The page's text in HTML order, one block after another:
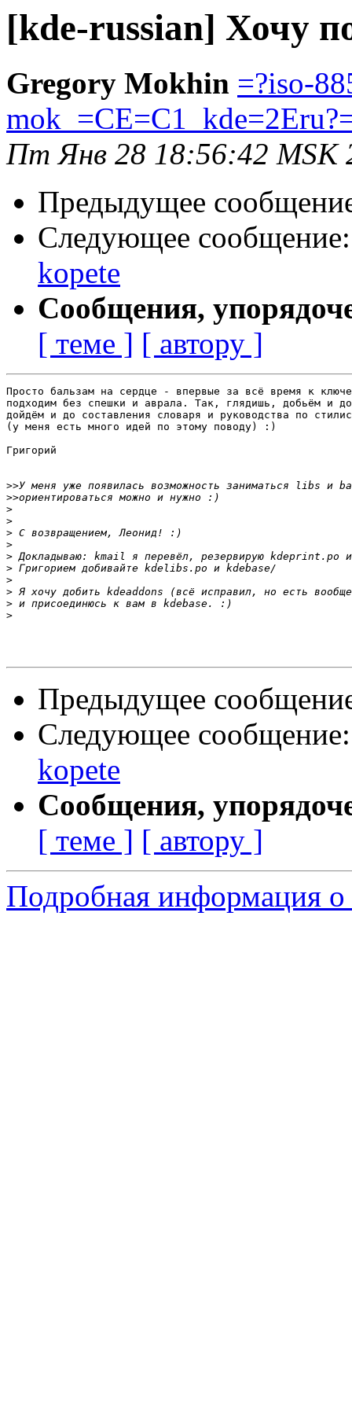
[kde-russian] Хочу
Gregory Mokhin =?iso-
Пт Янв 28 18:56:42 MSK
Предыдущее
Следующее
kopete
Сообщения,
[ теме ] [ автору ]
Просто бальзам на сердце - впервые за всё время к
подходим без спешки и аврала. Так, глядишь, добьём и
дойдём и до составления словаря и руководства по
(у меня есть много идей по этому поводу) :)
Григорий
>>
>>
>
>
>
>
>
>
>
>
>
>
Предыдущее
Следующее
kopete
Сообщения,
[ теме ] [ автору ]
Подробная информация о